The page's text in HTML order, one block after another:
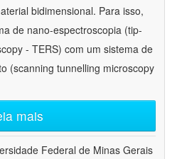
bidimensional. Para isso,
de nano-espectroscopia (tip-
- TERS) com um sistema de
(scanning tunnelling microscopy
mais
Federal de Minas Gerais